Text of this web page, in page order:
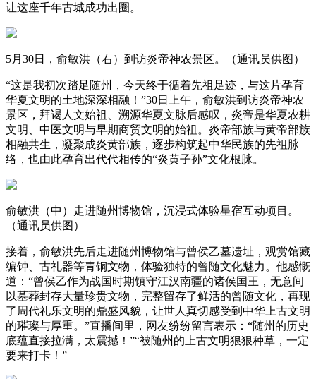
让这座千年古城成功出圈。
5月30日，俞敏洪（右）到访炎帝神农景区。（通讯员供图）
“这是我初次踏足随州，今天终于循着先祖足迹，与这片孕育
华夏文明的土地深深相融！”30日上午，俞敏洪到访炎帝神农
景区，拜谒人文始祖、溯源华夏文脉后感叹，炎帝是华夏农耕
文明、中医文明与早期商贸文明的始祖。炎帝部族与黄帝部族
相融共生，凝聚成炎黄部族，逐步构筑起中华民族的先祖脉
络，也由此孕育出代代相传的“炎黄子孙”文化根脉。
俞敏洪（中）走进随州博物馆，沉浸式体验星宿互动项目。
（通讯员供图）
接着，俞敏洪先后走进随州博物馆与曾侯乙墓遗址，观赏馆藏
编钟、古礼器等青铜文物，体验独特的曾随文化魅力。他感慨
道：“曾侯乙作为战国时期镇守江汉南疆的诸侯国王，无意间
以墓葬封存大量珍贵文物，完整留存了鲜活的曾随文化，再现
了周代礼乐文明的鼎盛风貌，让世人真切感受到中华上古文明
的璀璨与厚重。”直播间里，网友纷纷留言表示：“随州的历史
底蕴直接拉满，太震撼！”“被随州的上古文明狠狠种草，一定
要来打卡！”